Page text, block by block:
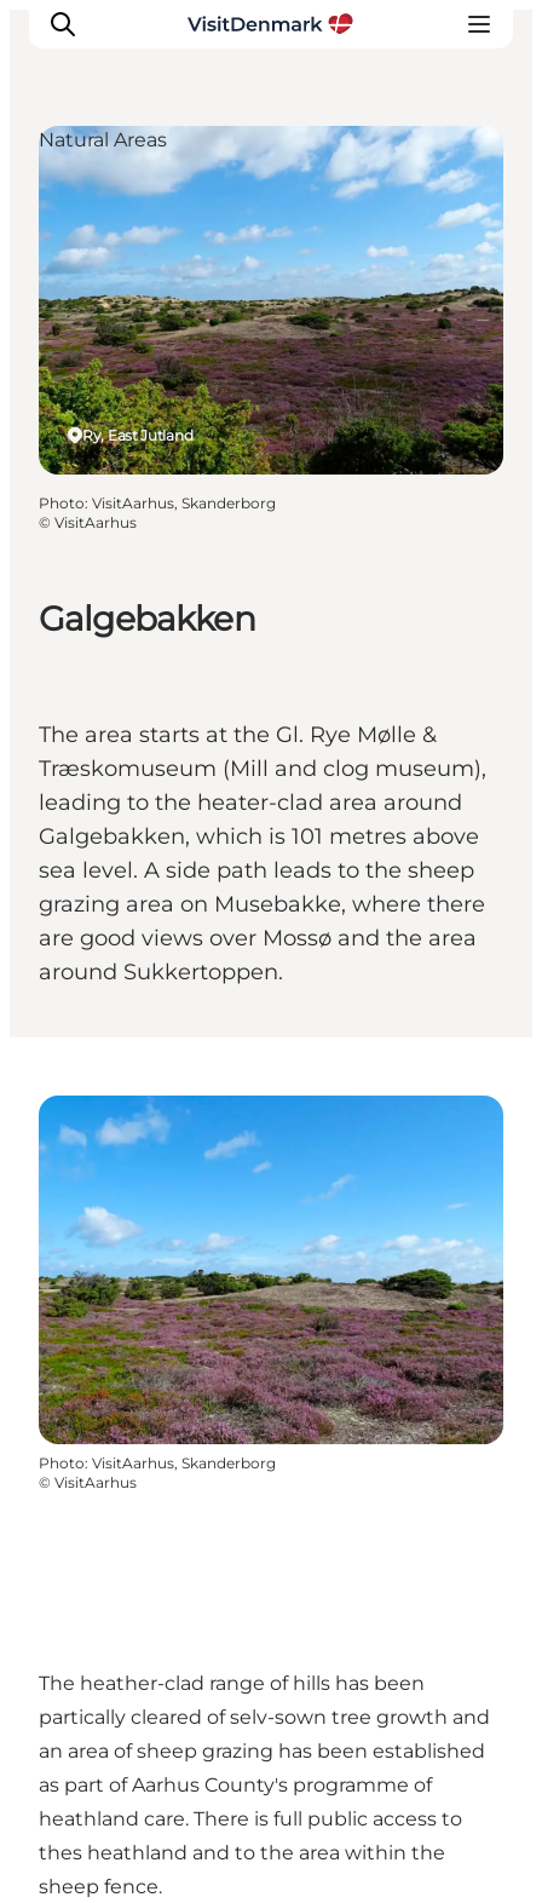
Inspirations
Destinations
Quoi faire
Hébergements
Planifiez votre voyage
Galgebakken
The area starts at the Gl. Rye Mølle &
Træskomuseum (Mill and clog museum),
leading to the heater-clad area around
Galgebakken, which is 101 metres above
sea level. A side path leads to the sheep
grazing area on Musebakke, where there
are good views over Mossø and the area
around Sukkertoppen.
Ry, East Jutland
Natural Areas
Photo: VisitAarhus, Skanderborg
© VisitAarhus
Photo: VisitAarhus, Skanderborg
© VisitAarhus
The heather-clad range of hills has been
partically cleared of selv-sown tree growth and
an area of sheep grazing has been established
as part of Aarhus County's programme of
heathland care. There is full public access to
thes heathland and to the area within the
sheep fence.